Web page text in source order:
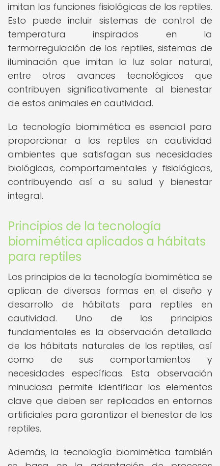
imitan las funciones fisiológicas de los reptiles.
Esto puede incluir sistemas de control de
temperatura inspirados en la
termorregulación de los reptiles, sistemas de
iluminación que imitan la luz solar natural,
entre otros avances tecnológicos que
contribuyen significativamente al bienestar
de estos animales en cautividad.
La tecnología biomimética es esencial para
proporcionar a los reptiles en cautividad
ambientes que satisfagan sus necesidades
biológicas, comportamentales y fisiológicas,
contribuyendo así a su salud y bienestar
integral.
Principios de la tecnología
biomimética aplicados a hábitats
para reptiles
Los principios de la tecnología biomimética se
aplican de diversas formas en el diseño y
desarrollo de hábitats para reptiles en
cautividad. Uno de los principios
fundamentales es la observación detallada
de los hábitats naturales de los reptiles, así
como de sus comportamientos y
necesidades específicas. Esta observación
minuciosa permite identificar los elementos
clave que deben ser replicados en entornos
artificiales para garantizar el bienestar de los
reptiles.
Además, la tecnología biomimética también